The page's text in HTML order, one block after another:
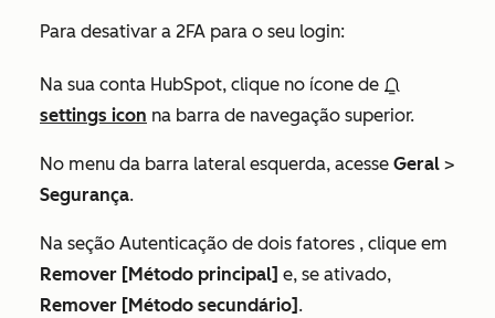
Para desativar a 2FA para o seu login:
Na sua conta HubSpot, clique no ícone de
settings icon na barra de navegação superior.
No menu da barra lateral esquerda, acesse Geral >
Segurança.
Na seção Autenticação de dois fatores , clique em
Remover [Método principal] e, se ativado,
Remover [Método secundário] .